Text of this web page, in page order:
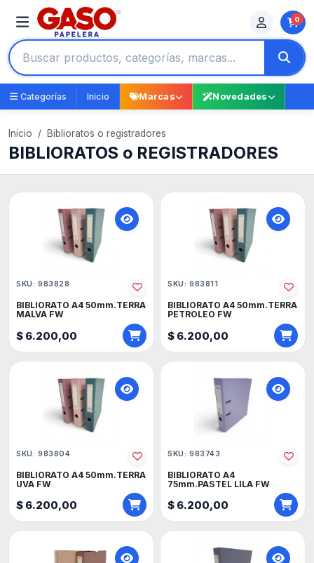
0
Categorías Inicio Marcas Novedades
Inicio Biblioratos o registradores
BIBLIORATOS o REGISTRADORES
SKU: 983828
BIBLIORATO A4 50mm.TERRA
MALVA FW
$ 6.200,00
SKU: 983811
BIBLIORATO A4 50mm.TERRA
PETROLEO FW
$ 6.200,00
SKU: 983804
BIBLIORATO A4 50mm.TERRA
UVA FW
$ 6.200,00
SKU: 983743
BIBLIORATO A4
75mm.PASTEL LILA FW
$ 6.200,00